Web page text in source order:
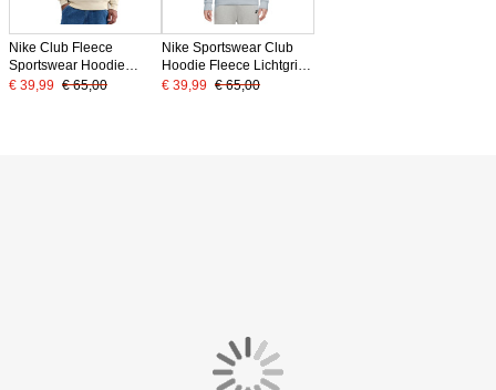
Nike Club Fleece
Sportswear Hoodie
Lichtbeige Wit
€ 39,99 € 65,00
Nike Sportswear Club
Hoodie Fleece Lichtgrijs
Wit
€ 39,99 € 65,00